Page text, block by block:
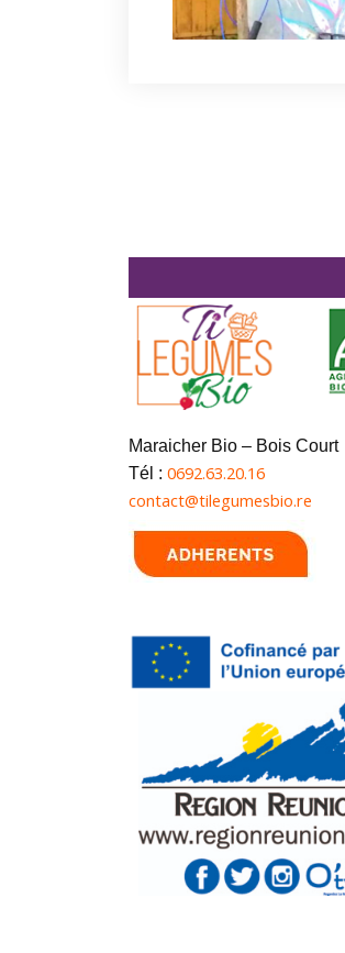
Maraicher Bio – Bois Court
Tél : 0692.63.20.16
contact@tilegumesbio.re